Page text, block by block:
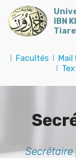
IBN
I Facultés I Mail I
I